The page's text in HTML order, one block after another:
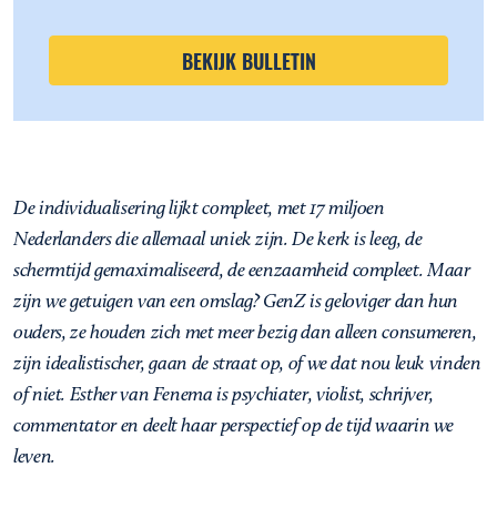
BEKIJK BULLETIN
De individualisering lijkt compleet, met 17 miljoen
Nederlanders die allemaal uniek zijn. De kerk is leeg, de
schermtijd gemaximaliseerd, de eenzaamheid compleet. Maar
zijn we getuigen van een omslag? GenZ is geloviger dan hun
ouders, ze houden zich met meer bezig dan alleen consumeren,
zijn idealistischer, gaan de straat op, of we dat nou leuk vinden
of niet. Esther van Fenema is psychiater, violist, schrijver,
commentator en deelt haar perspectief op de tijd waarin we
leven.